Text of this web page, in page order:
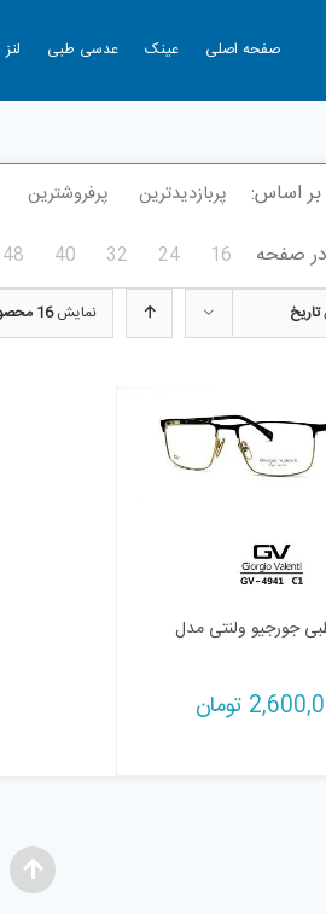
صفحه اصلی عینک عدسی طبی لنز
اساس: پربازدیدترین پرفروشترین
صفحه 16
24
32
40
48
تاریخ نمایش16 محصول
جورجیو ولنتی مدل
تومان